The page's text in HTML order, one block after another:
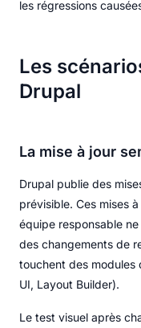
les régressions
Les
Drupal
La mise à jour
Drupal publie des
prévisible. Ces mises
équipe responsable
des changements de
touchent des modules
UI, Layout Builder).
Le test visuel après